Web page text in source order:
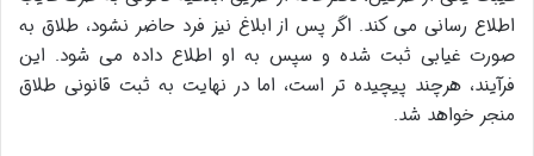
اطلاع رسانی می کند. اگر پس از ابلاغ نیز فرد حاضر نشود، طلاق به
صورت غیابی ثبت شده و سپس به او اطلاع داده می شود. این
فرآیند، هرچند پیچیده تر است، اما در نهایت به ثبت قانونی طلاق
منجر خواهد شد.